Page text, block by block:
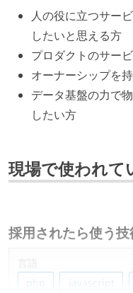
人の役に立つサー
したいと思える方
プロダクトのサー
オーナーシップを
データ基盤の力で
したい方
現場で使われて
採用されたら使う技
言語
php
javascript